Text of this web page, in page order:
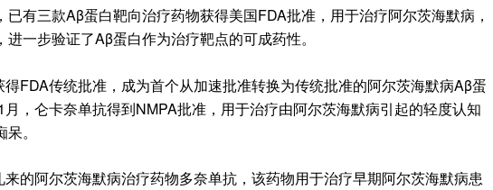
有三款Aβ蛋白靶向治疗药物获得美国FDA批准，用于治疗阿尔茨海默病，
一步验证了Aβ蛋白作为治疗靶点的可成药性。
FDA传统批准，成为首个从加速批准转换为传统批准的阿尔茨海默病Aβ蛋
，仑卡奈单抗得到NMPA批准，用于治疗由阿尔茨海默病引起的轻度认知
。
的阿尔茨海默病治疗药物多奈单抗，该药物用于治疗早期阿尔茨海默病患